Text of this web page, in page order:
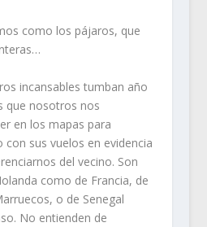
como los pájaros, que
incansables tumban año
que nosotros nos
en los mapas para
con sus vuelos en evidencia
del vecino. Son
como de Francia, de
o de Senegal
No entienden de